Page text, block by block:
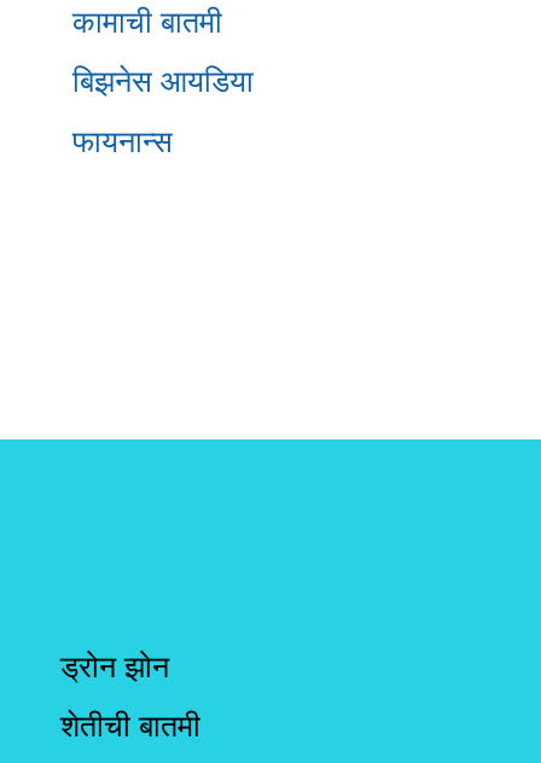
कामाची बातमी
बिझनेस आयडिया
फायनान्स
ड्रोन झोन
शेतीची बातमी